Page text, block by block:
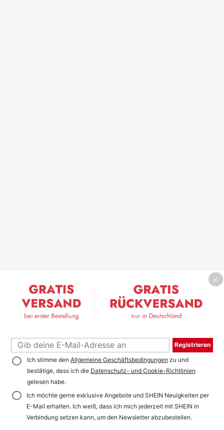
Registrieren
Ich stimme den Allgemeine Geschäftsbedingungen zu und
bestätige, dass ich die Datenschutz- und Cookie-Richtlinien
gelesen habe.
Ich möchte gerne exklusive Angebote und SHEIN Neuigkeiten per
E-Mail erhalten. Ich weiß, dass ich mich jederzeit mit SHEIN in
Verbindung setzen kann, um den Newsletter abzubestellen.